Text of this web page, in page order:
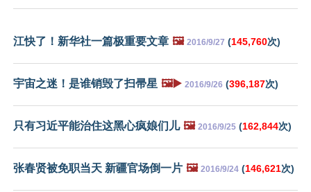
江快了！新华社一篇极重要文章 🖼️ 2016/9/27 (145,760次)
宇宙之迷！是谁销毁了扫帚星 🖼️▶️ 2016/9/26 (396,187次)
只有习近平能治住这黑心疯娘们儿 🖼️ 2016/9/25 (162,844次)
张春贤被免职当天 新疆官场倒一片 🖼️ 2016/9/24 (146,621次)